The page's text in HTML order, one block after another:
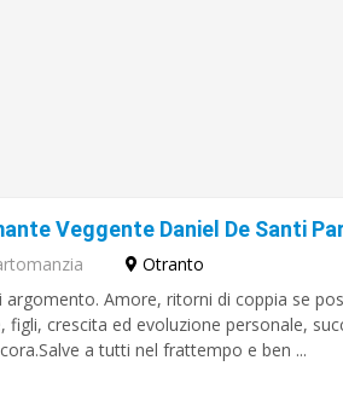
Otranto
argomento. Amore, ritorni di coppia se
figli, crescita ed evoluzione personale,
a tutti nel frattempo e ben ...